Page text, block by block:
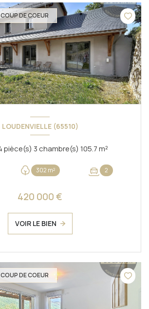
COUP DE COEUR
LOUDENVIELLE (65510)
Maison 4 pièce(s) 3 chambre(s) 105.7 m²
302 m² 2
420 000 €
VOIR LE BIEN
COUP DE COEUR